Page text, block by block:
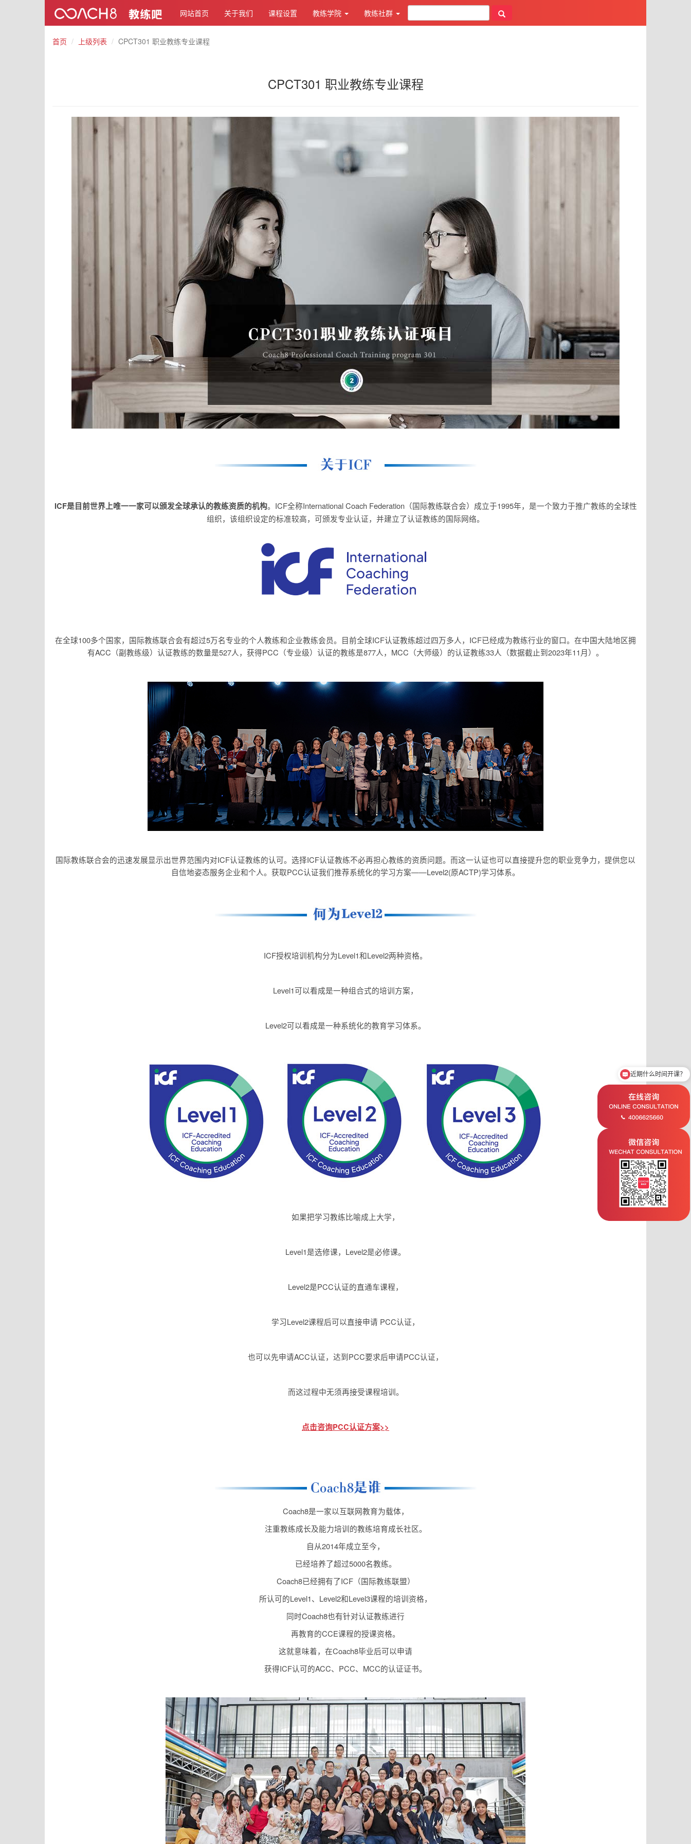
网站首页 关于我们 课程设置 教练学院 教练社群
首页 上级列表 CPCT301 职业教练专业课程
CPCT301 职业教练专业课程
ICF是目前世界上唯一一家可以颁发全球承认的教练资质的机构。ICF全称International Coach Federation（国际教练联合会）成立于1995年，是一个致力于推广教练的全球性
组织，该组织设定的标准较高，可颁发专业认证，并建立了认证教练的国际网络。
在全球100多个国家，国际教练联合会有超过5万名专业的个人教练和企业教练会员。目前全球ICF认证教练超过四万多人，ICF已经成为教练行业的窗口。在中国大陆地区拥
有ACC（副教练级）认证教练的数量是527人，获得PCC（专业级）认证的教练是877人，MCC（大师级）的认证教练33人（数据截止到2023年11月）。
国际教练联合会的迅速发展显示出世界范围内对ICF认证教练的认可。选择ICF认证教练不必再担心教练的资质问题。而这一认证也可以直接提升您的职业竞争力，提供您以
自信地姿态服务企业和个人。获取PCC认证我们推荐系统化的学习方案——Level2(原ACTP)学习体系。
ICF授权培训机构分为Level1和Level2两种资格。
Level1可以看成是一种组合式的培训方案，
Level2可以看成是一种系统化的教育学习体系。
如果把学习教练比喻成上大学，
Level1是选修课，Level2是必修课。
Level2是PCC认证的直通车课程，
学习Level2课程后可以直接申请 PCC认证，
也可以先申请ACC认证，达到PCC要求后申请PCC认证，
而这过程中无须再接受课程培训。
点击咨询PCC认证方案>>
Coach8是一家以互联网教育为载体，
注重教练成长及能力培训的教练培育成长社区。
自从2014年成立至今，
已经培养了超过5000名教练。
Coach8已经拥有了ICF（国际教练联盟）
所认可的Level1、Level2和Level3课程的培训资格，
同时Coach8也有针对认证教练进行
再教育的CCE课程的授课资格。
这就意味着，在Coach8毕业后可以申请
获得ICF认可的ACC、PCC、MCC的认证证书。
近期什么时间开课？